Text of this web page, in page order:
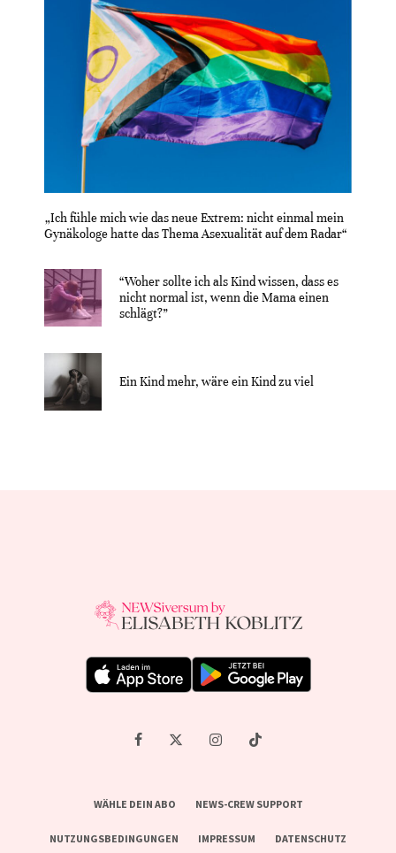
„Ich fühle mich wie das neue Extrem: nicht einmal mein
Gynäkologe hatte das Thema Asexualität auf dem Radar“
“Woher sollte ich als Kind wissen, dass es
nicht normal ist, wenn die Mama einen
schlägt?”
Ein Kind mehr, wäre ein Kind zu viel
WÄHLE DEIN ABO NEWS-CREW SUPPORT
NUTZUNGSBEDINGUNGEN IMPRESSUM DATENSCHUTZ